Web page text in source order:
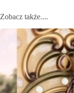
Zobacz także....